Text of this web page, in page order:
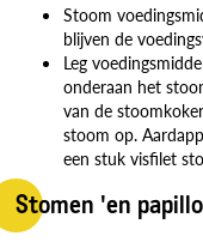
Stoom
blijven de
Leg
onderaan het
van de
stoom op.
een stuk visfilet
Stomen 'en